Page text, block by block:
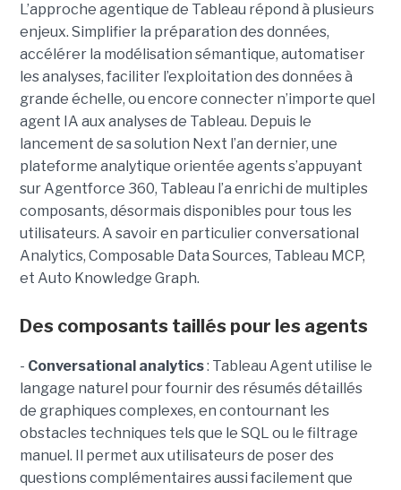
L’approche agentique de Tableau répond à plusieurs
enjeux. Simplifier la préparation des données,
accélérer la modélisation sémantique, automatiser
les analyses, faciliter l’exploitation des données à
grande échelle, ou encore connecter n’importe quel
agent IA aux analyses de Tableau. Depuis le
lancement de sa solution Next l’an dernier, une
plateforme analytique orientée agents s’appuyant
sur Agentforce 360, Tableau l’a enrichi de multiples
composants, désormais disponibles pour tous les
utilisateurs. A savoir en particulier conversational
Analytics, Composable Data Sources, Tableau MCP,
et Auto Knowledge Graph.
Des composants taillés pour les agents
- Conversational analytics: Tableau Agent utilise le
langage naturel pour fournir des résumés détaillés
de graphiques complexes, en contournant les
obstacles techniques tels que le SQL ou le filtrage
manuel. Il permet aux utilisateurs de poser des
questions complémentaires aussi facilement que